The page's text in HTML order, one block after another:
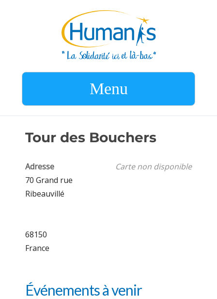
Menu
Tour des Bouchers
Carte non disponible
Adresse
70 Grand rue
Ribeauvillé
68150
France
Événements à venir